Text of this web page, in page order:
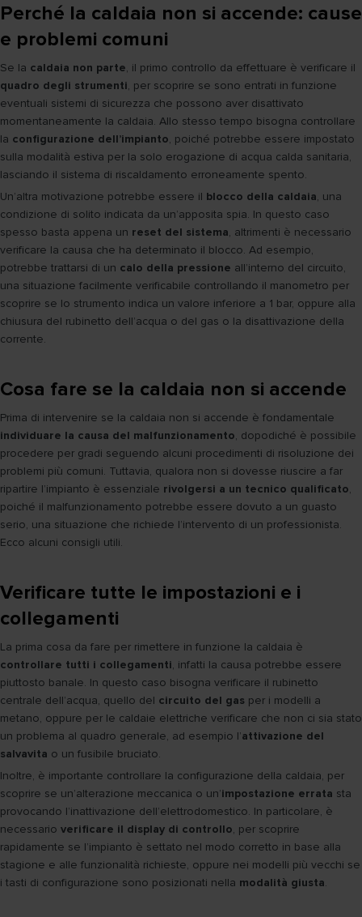
Perché la caldaia non si accende: cause
e problemi comuni
Se la caldaia non parte, il primo controllo da effettuare è verificare il
quadro degli strumenti, per scoprire se sono entrati in funzione
eventuali sistemi di sicurezza che possono aver disattivato
momentaneamente la caldaia. Allo stesso tempo bisogna controllare
la configurazione dell’impianto, poiché potrebbe essere impostato
sulla modalità estiva per la solo erogazione di acqua calda sanitaria,
lasciando il sistema di riscaldamento erroneamente spento.
Un’altra motivazione potrebbe essere il blocco della caldaia, una
condizione di solito indicata da un’apposita spia. In questo caso
spesso basta appena un reset del sistema, altrimenti è necessario
verificare la causa che ha determinato il blocco. Ad esempio,
potrebbe trattarsi di un calo della pressione all’interno del circuito,
una situazione facilmente verificabile controllando il manometro per
scoprire se lo strumento indica un valore inferiore a 1 bar, oppure alla
chiusura del rubinetto dell’acqua o del gas o la disattivazione della
corrente.
Cosa fare se la caldaia non si accende
Prima di intervenire se la caldaia non si accende è fondamentale
individuare la causa del malfunzionamento, dopodiché è possibile
procedere per gradi seguendo alcuni procedimenti di risoluzione dei
problemi più comuni. Tuttavia, qualora non si dovesse riuscire a far
ripartire l’impianto è essenziale rivolgersi a un tecnico qualificato,
poiché il malfunzionamento potrebbe essere dovuto a un guasto
serio, una situazione che richiede l’intervento di un professionista.
Ecco alcuni consigli utili.
Verificare tutte le impostazioni e i
collegamenti
La prima cosa da fare per rimettere in funzione la caldaia è
controllare tutti i collegamenti, infatti la causa potrebbe essere
piuttosto banale. In questo caso bisogna verificare il rubinetto
centrale dell’acqua, quello del circuito del gas per i modelli a
metano, oppure per le caldaie elettriche verificare che non ci sia stato
un problema al quadro generale, ad esempio l’attivazione del
salvavita o un fusibile bruciato.
Inoltre, è importante controllare la configurazione della caldaia, per
scoprire se un’alterazione meccanica o un’impostazione errata sta
provocando l’inattivazione dell’elettrodomestico. In particolare, è
necessario verificare il display di controllo, per scoprire
rapidamente se l’impianto è settato nel modo corretto in base alla
stagione e alle funzionalità richieste, oppure nei modelli più vecchi se
i tasti di configurazione sono posizionati nella modalità giusta.